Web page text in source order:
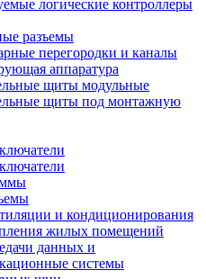
логические контроллеры
разъемы
перегородки и каналы
аппаратура
щиты модульные
щиты под монтажную
и кондиционирования
жилых помещений
данных и
системы